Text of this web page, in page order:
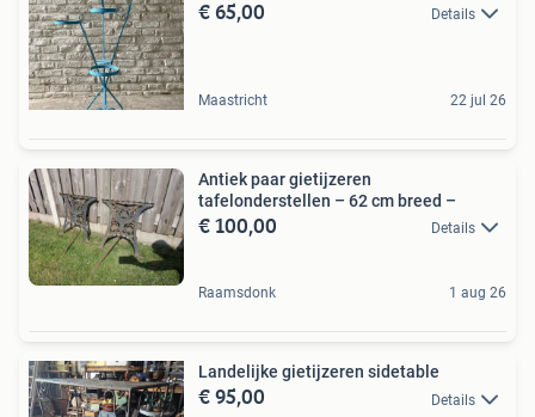
€ 65,00 Details
Maastricht 22 jul 26
Antiek paar gietijzeren
tafelonderstellen – 62 cm breed –
€ 100,00 Details
Raamsdonk 1 aug 26
Landelijke gietijzeren sidetable
€ 95,00 Details